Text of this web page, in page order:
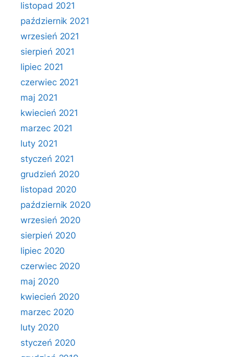
listopad 2021
październik 2021
wrzesień 2021
sierpień 2021
lipiec 2021
czerwiec 2021
maj 2021
kwiecień 2021
marzec 2021
luty 2021
styczeń 2021
grudzień 2020
listopad 2020
październik 2020
wrzesień 2020
sierpień 2020
lipiec 2020
czerwiec 2020
maj 2020
kwiecień 2020
marzec 2020
luty 2020
styczeń 2020